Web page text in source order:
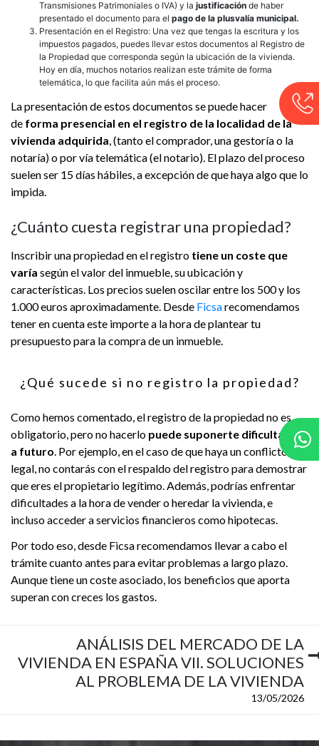
Transmisiones Patrimoniales o IVA) y la justificación de haber
presentado el documento para el pago de la plusvalía municipal.
Presentación en el Registro: Una vez que tengas la escritura y los
impuestos pagados, puedes llevar estos documentos al Registro de
la Propiedad que corresponda según la ubicación de la vivienda.
Hoy en día, muchos notarios realizan este trámite de forma
telemática, lo que facilita aún más el proceso.
La presentación de estos documentos se puede hacer
de forma presencial en el registro de la localidad de la
vivienda adquirida, (tanto el comprador, una gestoría o la
notaría) o por vía telemática (el notario). El plazo del proceso
suelen ser 15 días hábiles, a excepción de que haya algo que lo
impida.
¿Cuánto cuesta registrar una propiedad?
Inscribir una propiedad en el registro tiene un coste que
varía según el valor del inmueble, su ubicación y
características. Los precios suelen oscilar entre los 500 y los
1.000 euros aproximadamente. Desde Ficsarecomendamos
tener en cuenta este importe a la hora de plantear tu
presupuesto para la compra de un inmueble.
¿Qué sucede si no registro la propiedad?
Como hemos comentado, el registro de la propiedad no es
obligatorio, pero no hacerlo puede suponerte dificultades
a futuro. Por ejemplo, en el caso de que haya un conflicto
legal, no contarás con el respaldo del registro para demostrar
que eres el propietario legítimo. Además, podrías enfrentar
dificultades a la hora de vender o heredar la vivienda, e
incluso acceder a servicios financieros como hipotecas.
Por todo eso, desde Ficsa recomendamos llevar a cabo el
trámite cuanto antes para evitar problemas a largo plazo.
Aunque tiene un coste asociado, los beneficios que aporta
superan con creces los gastos.
ANÁLISIS DEL MERCADO DE LA
VIVIENDA EN ESPAÑA VII. SOLUCIONES
AL PROBLEMA DE LA VIVIENDA
13/05/2026